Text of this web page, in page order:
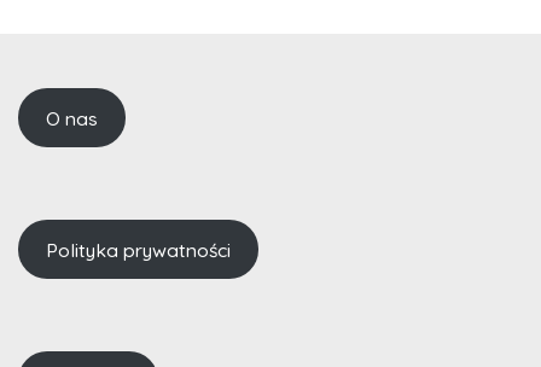
O nas
Polityka prywatności